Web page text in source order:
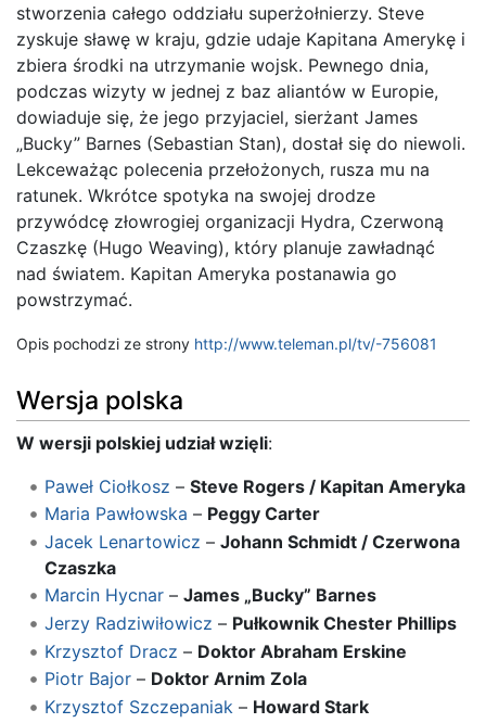
stworzenia całego oddziału superżołnierzy. Steve
zyskuje sławę w kraju, gdzie udaje Kapitana Amerykę i
zbiera środki na utrzymanie wojsk. Pewnego dnia,
podczas wizyty w jednej z baz aliantów w Europie,
dowiaduje się, że jego przyjaciel, sierżant James
„Bucky” Barnes (Sebastian Stan), dostał się do niewoli.
Lekceważąc polecenia przełożonych, rusza mu na
ratunek. Wkrótce spotyka na swojej drodze
przywódcę złowrogiej organizacji Hydra, Czerwoną
Czaszkę (Hugo Weaving), który planuje zawładnąć
nad światem. Kapitan Ameryka postanawia go
powstrzymać.
Opis pochodzi ze strony http://www.teleman.pl/tv/-756081
Wersja polska
W wersji polskiej udział wzięli:
Paweł Ciołkosz – Steve Rogers / Kapitan Ameryka
Maria Pawłowska – Peggy Carter
Jacek Lenartowicz – Johann Schmidt / Czerwona
Czaszka
Marcin Hycnar– James „Bucky” Barnes
Jerzy Radziwiłowicz – Pułkownik Chester Phillips
Krzysztof Dracz – Doktor Abraham Erskine
Piotr Bajor– Doktor Arnim Zola
Krzysztof Szczepaniak – Howard Stark